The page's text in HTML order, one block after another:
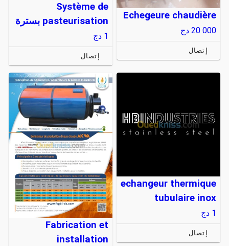
Echegeure chaudière
20 000 دج
إتصال
Système de
pasteurisation بسترة
1 دج
إتصال
echangeur thermique
tubulaire inox
1 دج
إتصال
Fabrication et
installation